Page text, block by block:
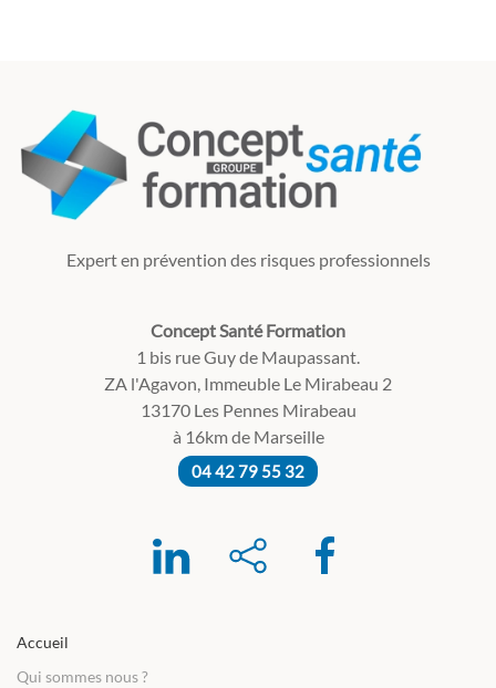
Expert en prévention des risques professionnels
Concept Santé Formation
1 bis rue Guy de Maupassant.
ZA l'Agavon, Immeuble Le Mirabeau 2
13170 Les Pennes Mirabeau
à 16km de Marseille
04 42 79 55 32
Accueil
Qui sommes nous ?